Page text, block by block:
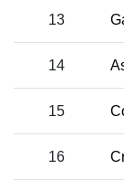
13
14
15
16